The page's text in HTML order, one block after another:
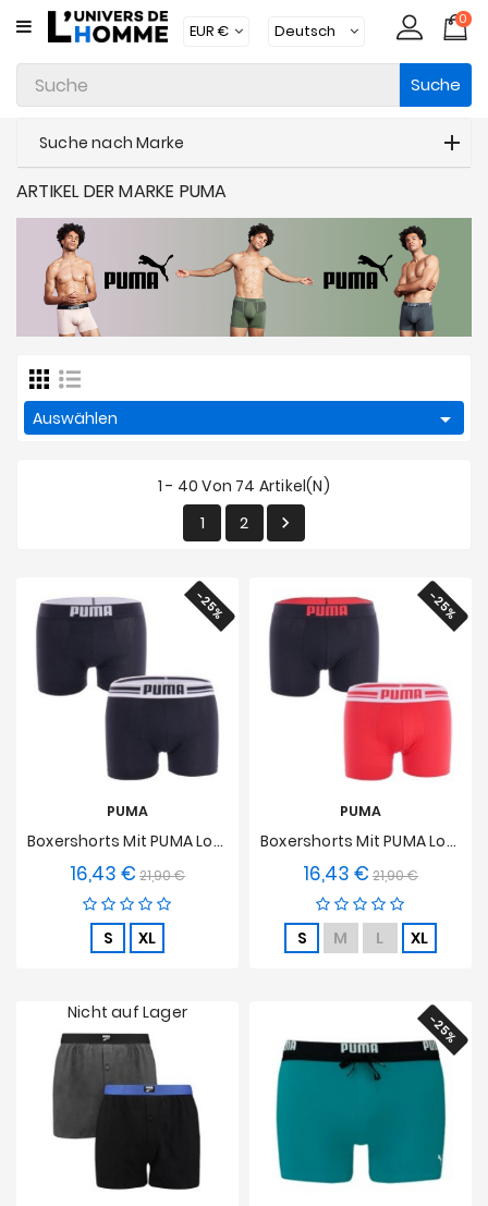
KATEGORIE
Unterwäsche
Kleidung
Loungewear
Zubehör
Strümpfe
Brands
0
Suche
Suche nach Marke
ARTIKEL DER MARKE PUMA
Auswählen 
1 - 40 Von 74 Artikel(n)
1 2 
-25%
PUMA
Boxershorts Mit PUMA Logo - Schwarz
16,43 € Verkaufspreis
21,90 €Preis
S XL
-25%
PUMA
Boxershorts Mit PUMA Logo - Rot Und Schwarz
16,43 € Verkaufspreis
21,90 €Preis
S M L XL
Nicht auf Lager -25%